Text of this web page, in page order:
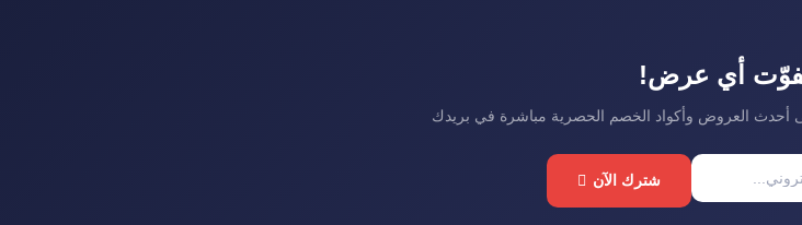
أي عرض!
أحدث العروض وأكواد الخصم الحصرية مباشرة في بريدك
شترك الآن